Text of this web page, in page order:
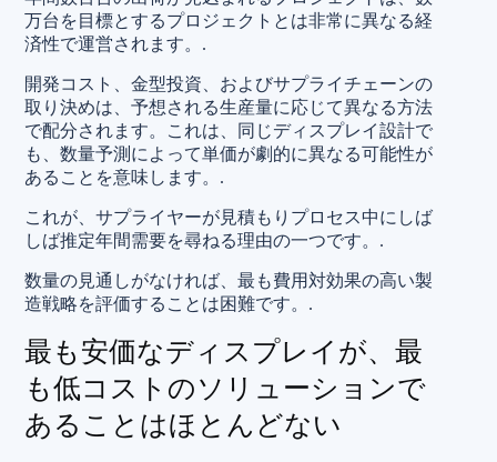
万台を目標とするプロジェクトとは非常に異なる経
済性で運営されます。.
開発コスト、金型投資、およびサプライチェーンの
取り決めは、予想される生産量に応じて異なる方法
で配分されます。これは、同じディスプレイ設計で
も、数量予測によって単価が劇的に異なる可能性が
あることを意味します。.
これが、サプライヤーが見積もりプロセス中にしば
しば推定年間需要を尋ねる理由の一つです。.
数量の見通しがなければ、最も費用対効果の高い製
造戦略を評価することは困難です。.
最も安価なディスプレイが、最
も低コストのソリューションで
あることはほとんどない